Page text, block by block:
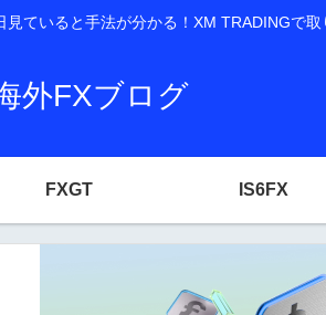
ていると手法が分かる！XM TRADINGで取
外FXブログ
FXGT IS6FX